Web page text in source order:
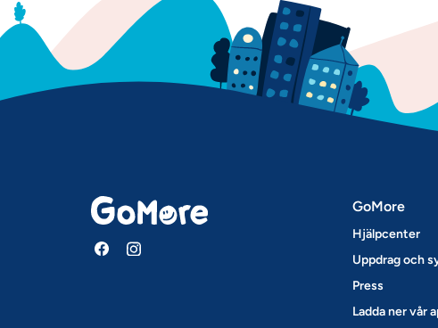
GoMore
Hjälpcenter
Uppdrag och
Press
Ladda ner vår